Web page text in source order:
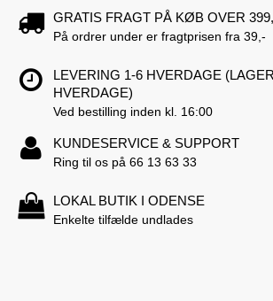
GRATIS FRAGT PÅ KØB OVER
På ordrer under er fragtprisen fra 39,-
LEVERING 1-6 HVERDAGE
HVERDAGE)
Ved bestilling inden kl. 16:00
KUNDESERVICE & SUPPORT
Ring til os på 66 13 63 33
LOKAL BUTIK I ODENSE
Enkelte tilfælde undlades